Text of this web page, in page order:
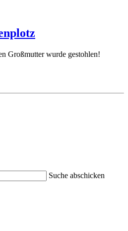
Großmutter wurde gestohlen!
Suche abschicken